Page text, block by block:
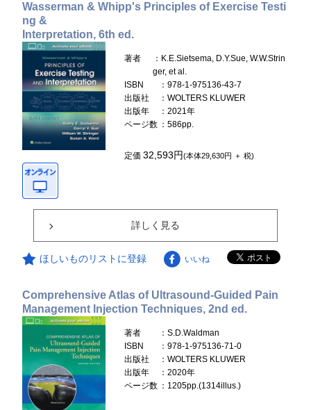
Wasserman & Whipp's Principles of Exercise Testi
ng &
Interpretation, 6th ed.
著者
：K.E.Sietsema, D.Y.Sue, W.W.Strin
ger, et al.
ISBN
：978-1-975136-43-7
出版社
：WOLTERS KLUWER
出版年
：2021年
ページ数 ：586pp.
定価32,593円(本体29,630円 ＋ 税)
詳しく見る
ほしいものリストに登録 いいね
Comprehensive Atlas of Ultrasound-Guided Pain
Management Injection Techniques, 2nd ed.
著者
：S.D.Waldman
ISBN
：978-1-975136-71-0
出版社
：WOLTERS KLUWER
出版年
：2020年
ページ数 ：1205pp.(1314illus.)